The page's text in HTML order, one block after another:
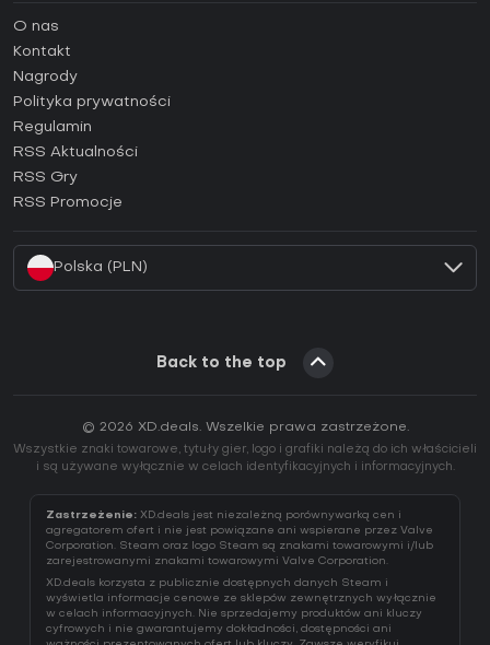
Poradniki
Jak aktywować klucz Steam (CD Key)?
Jak aktywować klucz Epic Games (CD Key)?
Jak aktywować klucz GOG (CD Key)?
Jak aktywować klucz Ubisoft Connect (CD Key)?
O nas
Kontakt
Nagrody
Polityka prywatności
Regulamin
RSS Aktualności
RSS Gry
RSS Promocje
Polska (PLN)
Back to the top
© 2026 XD.deals. Wszelkie prawa zastrzeżone.
Wszystkie znaki towarowe, tytuły gier, logo i grafiki należą do ich właścicieli
i są używane wyłącznie w celach identyfikacyjnych i informacyjnych.
Zastrzeżenie: XD.deals jest niezależną porównywarką cen i
agregatorem ofert i nie jest powiązane ani wspierane przez Valve
Corporation. Steam oraz logo Steam są znakami towarowymi i/lub
zarejestrowanymi znakami towarowymi Valve Corporation.
XD.deals korzysta z publicznie dostępnych danych Steam i
wyświetla informacje cenowe ze sklepów zewnętrznych wyłącznie
w celach informacyjnych. Nie sprzedajemy produktów ani kluczy
cyfrowych i nie gwarantujemy dokładności, dostępności ani